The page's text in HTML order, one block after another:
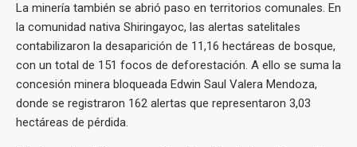
La minería también se abrió paso en territorios comunales. En
la comunidad nativa Shiringayoc, las alertas satelitales
contabilizaron la desaparición de 11,16 hectáreas de bosque,
con un total de 151 focos de deforestación. A ello se suma la
concesión minera bloqueada Edwin Saul Valera Mendoza,
donde se registraron 162 alertas que representaron 3,03
hectáreas de pérdida.